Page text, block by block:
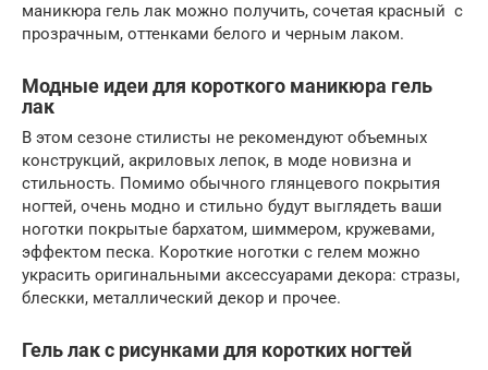
маникюра гель лак можно получить, сочетая красный с
прозрачным, оттенками белого и черным лаком.
Модные идеи для короткого маникюра гель
лак
В этом сезоне стилисты не рекомендуют объемных
конструкций, акриловых лепок, в моде новизна и
стильность. Помимо обычного глянцевого покрытия
ногтей, очень модно и стильно будут выглядеть ваши
ноготки покрытые бархатом, шиммером, кружевами,
эффектом песка. Короткие ноготки с гелем можно
украсить оригинальными аксессуарами декора: стразы,
блескки, металлический декор и прочее.
Гель лак с рисунками для коротких ногтей